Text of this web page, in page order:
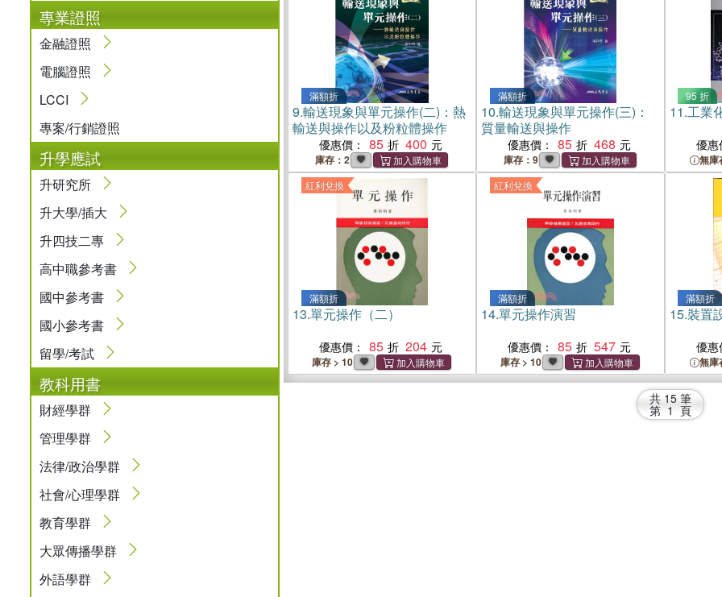
專業證照
金融證照
電腦證照
LCCI
專案/行銷證照
升學應試
升研究所
升大學/插大
升四技二專
高中職參考書
國中參考書
國小參考書
留學/考試
教科用書
財經學群
管理學群
法律/政治學群
社會/心理學群
教育學群
大眾傳播學群
外語學群
滿額折
9.輸送現象與單元操作(二)：熱
輸送與操作以及粉粒體操作
優惠價： 85 400
庫存：2
滿額折
10.輸送現象與單元操作(三)：
質量輸送與操作
優惠價： 85 468
庫存：9
95 折
11.工業
優惠
無庫
紅利兌換
滿額折
13.單元操作（二）
優惠價： 85 204
庫存 > 10
紅利兌換
滿額折
14.單元操作演習
優惠價： 85 547
庫存 > 10
滿額折
15.裝置
優惠
無庫
共 15 筆
第 1 頁